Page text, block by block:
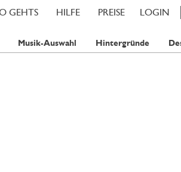
LOGIN
PREISE
HILFE
GEHTS
Musik-Auswahl Hintergründe